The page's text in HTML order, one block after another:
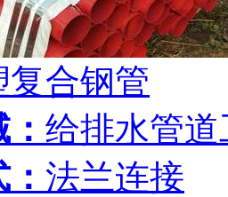
复合钢管
给排水管道
法兰连接